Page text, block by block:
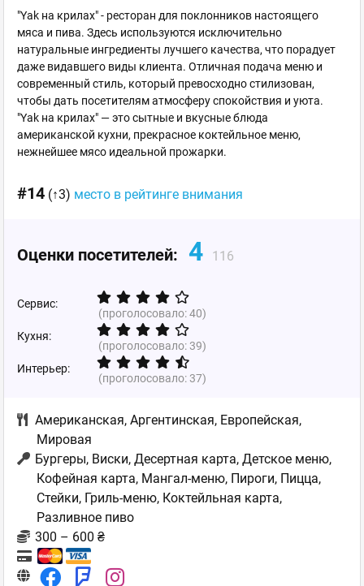
"Yak на крилах" - ресторан для поклонников настоящего
мяса и пива. Здесь используются исключительно
натуральные ингредиенты лучшего качества, что порадует
даже видавшего виды клиента. Отличная подача меню и
современный стиль, который превосходно стилизован,
чтобы дать посетителям атмосферу спокойствия и уюта.
"Yak на крилах" — это сытные и вкусные блюда
американской кухни, прекрасное коктейльное меню,
нежнейшее мясо идеальной прожарки.
#14 (↑3) место в рейтинге внимания
Оценки посетителей: 4 116
Сервис:
(проголосовало:40)
Кухня:
(проголосовало:39)
Интерьер:
(проголосовало:37)
Американская, Аргентинская, Европейская,
Мировая
Бургеры, Виски, Десертная карта, Детское меню,
Кофейная карта, Мангал-меню, Пироги, Пицца,
Стейки, Гриль-меню, Коктейльная карта,
Разливное пиво
300 – 600 ₴